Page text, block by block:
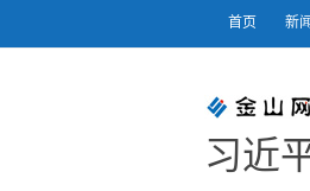
首页 新闻
习近